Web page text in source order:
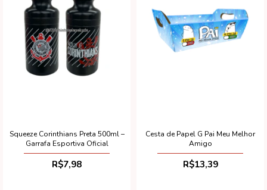
Squeeze Corinthians Preta 500ml –
Garrafa Esportiva Oficial
R$7,98
Cesta de Papel G Pai Meu Melhor
Amigo
R$13,39